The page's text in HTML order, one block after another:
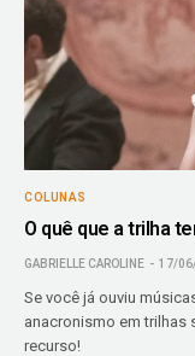
COLUNAS
O quê que a trilha
GABRIELLE CAROLINE 17/
Se você já ouviu
anacronismo em trilhas
recurso!